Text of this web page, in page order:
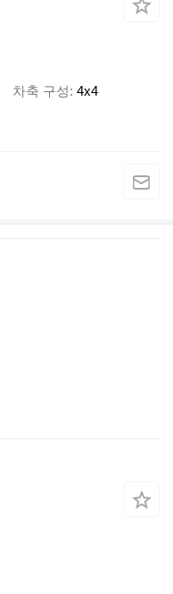
차축 구성 4x4